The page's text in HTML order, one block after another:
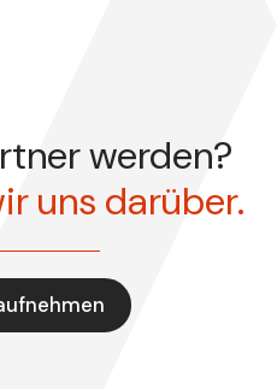
werden?
uns darüber.